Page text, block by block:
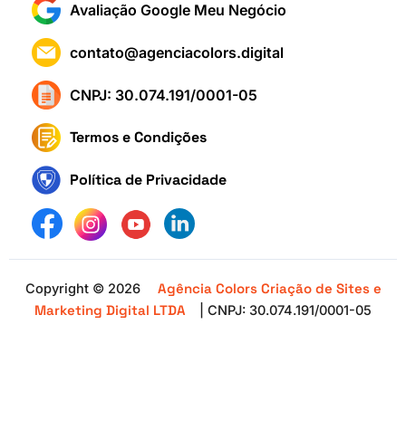
Avaliação Google Meu Negócio
contato@agenciacolors.digital
CNPJ: 30.074.191/0001-05
Termos e Condições
Política de Privacidade
Copyright © 2026
Agência Colors Criação de Sites e
Marketing Digital LTDA
| CNPJ: 30.074.191/0001-05